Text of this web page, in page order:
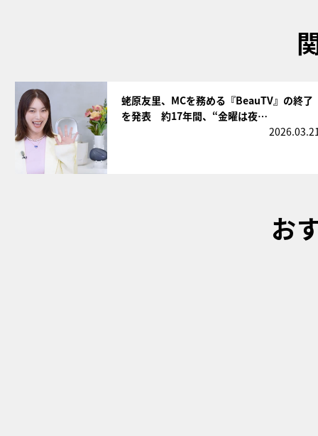
蛯原友里、MCを務める『BeauTV』の終了
を発表 約17年間、“金曜は夜…
お